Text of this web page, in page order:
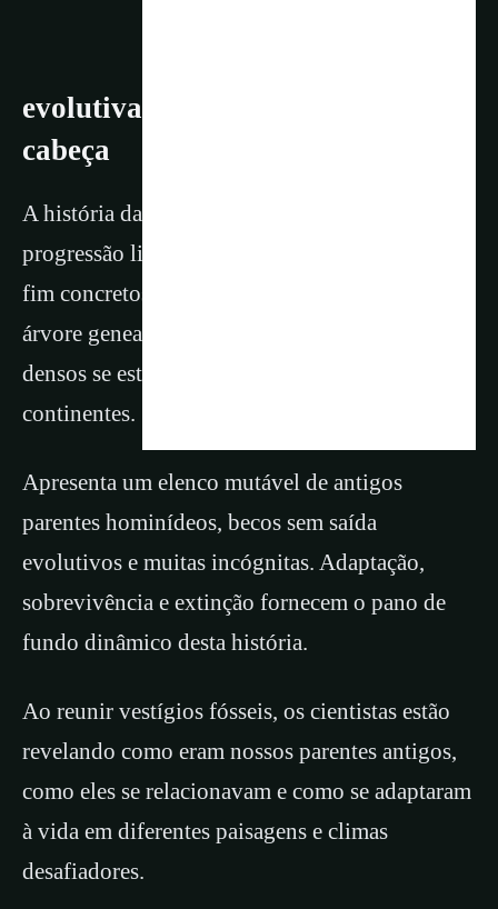
evolutiva e um longo quebra-
cabeça
A história da evolução humana não é uma
progressão linear e organizada, com começo e
fim concretos. Em vez disso, é a história de uma
árvore genealógica cujos ramos complexos e
densos se estendem por muitos milênios e
continentes.
Apresenta um elenco mutável de antigos
parentes hominídeos, becos sem saída
evolutivos e muitas incógnitas. Adaptação,
sobrevivência e extinção fornecem o pano de
fundo dinâmico desta história.
Ao reunir vestígios fósseis, os cientistas estão
revelando como eram nossos parentes antigos,
como eles se relacionavam e como se adaptaram
à vida em diferentes paisagens e climas
desafiadores.